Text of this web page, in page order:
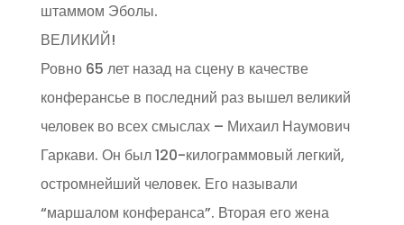
штаммом Эболы.
ВЕЛИКИЙ!
Ровно 65 лет назад на сцену в качестве
конферансье в последний раз вышел великий
человек во всех смыслах – Михаил Наумович
Гаркави. Он был 120-килограммовый легкий,
остромнейший человек. Его называли
“маршалом конферанса”. Вторая его жена